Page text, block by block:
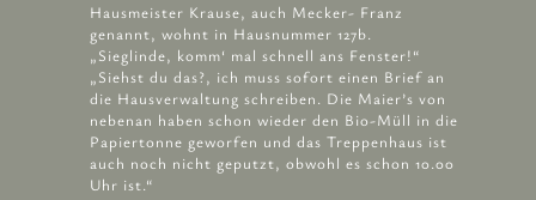
Hausmeister Krause, auch Mecker- Franz
genannt, wohnt in Hausnummer 127b.
„Sieglinde, komm‘ mal schnell ans Fenster!“
„Siehst du das?, ich muss sofort einen Brief an
die Hausverwaltung schreiben. Die Maier’s von
nebenan haben schon wieder den Bio-Müll in die
Papiertonne geworfen und das Treppenhaus ist
auch noch nicht geputzt, obwohl es schon 10.00
Uhr ist.“